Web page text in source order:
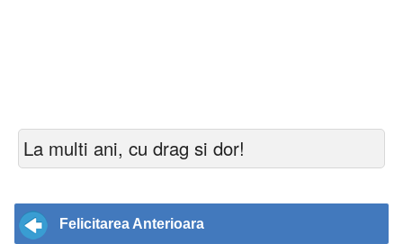
La multi ani, cu drag si dor!
Felicitarea Anterioara